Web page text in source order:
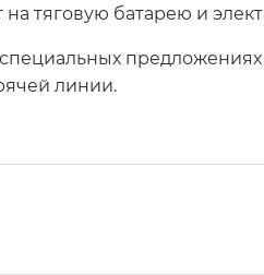
на тяговую батарею и
линии.